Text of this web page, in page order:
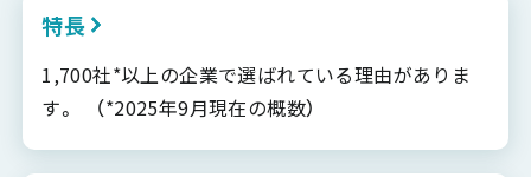
特長
1,700社*以上の企業で選ばれている理由がありま
す。 （*2025年9月現在の概数）